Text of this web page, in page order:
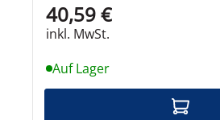
40,59 €
inkl. MwSt.
Auf Lager